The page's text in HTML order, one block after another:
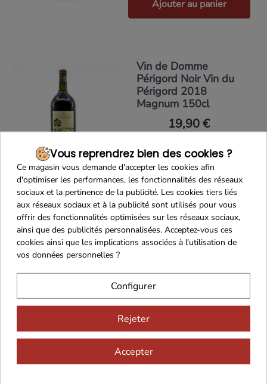
Ajouter au panier
Vin de Domme
Périgord Noir Vin du
Périgord 2018
Magnum 150cl
19,90 €
Ajouter au panier
Vin de Domme Rose
Cuvée Gourmandise
75cl
Ajouter au panier
Vous reprendrez bien des cookies ?
Ce magasin vous demande d'accepter les cookies afin
d'optimiser les performances, les fonctionnalités des réseaux
sociaux et la pertinence de la publicité. Les cookies tiers liés
aux réseaux sociaux et à la publicité sont utilisés pour vous
offrir des fonctionnalités optimisées sur les réseaux sociaux,
ainsi que des publicités personnalisées. Acceptez-vous ces
cookies ainsi que les implications associées à l'utilisation de
vos données personnelles ?
Configurer
Rejeter
Accepter